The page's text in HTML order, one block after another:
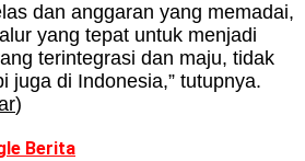
dan anggaran yang memadai,
yang tepat untuk menjadi
terintegrasi dan maju, tidak
juga di Indonesia,” tutupnya.
)
Berita